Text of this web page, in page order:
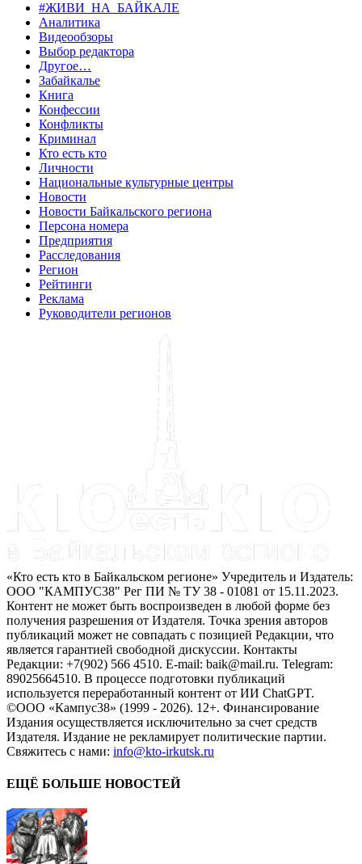
#ЖИВИ_НА_БАЙКАЛЕ
Аналитика
Видеообзоры
Выбор редактора
Другое…
Забайкалье
Книга
Конфессии
Конфликты
Криминал
Кто есть кто
Личности
Национальные культурные центры
Новости
Новости Байкальского региона
Персона номера
Предприятия
Расследования
Регион
Рейтинги
Реклама
Руководители регионов
«Кто есть кто в Байкальском регионе» Учредитель и Издатель:
ООО "КАМПУС38" Рег ПИ № ТУ 38 - 01081 от 15.11.2023.
Контент не может быть воспроизведен в любой форме без
получения разрешения от Издателя. Точка зрения авторов
публикаций может не совпадать с позицией Редакции, что
является гарантией свободной дискуссии. Контакты
Редакции: +7(902) 566 4510. E-mail: baik@mail.ru. Telegram:
89025664510. В процессе подготовки публикаций
используется переработанный контент от ИИ ChatGPT.
©ООО «Кампус38» (1999 - 2026). 12+. Финансирование
Издания осуществляется исключительно за счет средств
Издателя. Издание не рекламирует политические партии.
Свяжитесь с нами: info@kto-irkutsk.ru
ЕЩЁ БОЛЬШЕ НОВОСТЕЙ